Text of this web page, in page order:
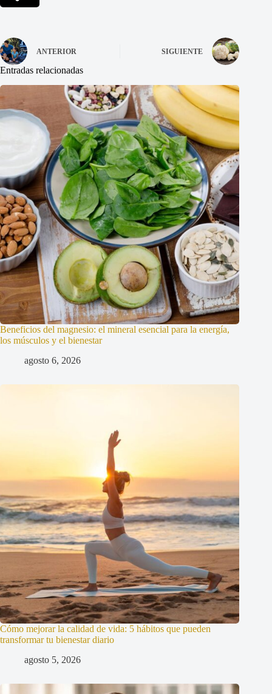
ANTERIOR SIGUIENTE
Entradas relacionadas
Beneficios del magnesio: el mineral esencial para la energía,
los músculos y el bienestar
agosto 6, 2026
Cómo mejorar la calidad de vida: 5 hábitos que pueden
transformar tu bienestar diario
agosto 5, 2026